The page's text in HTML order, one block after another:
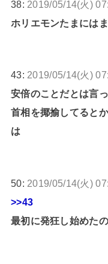
38: 2019/05/14(火)
ホリエモンたまには
43: 2019/05/14(火)
安倍のことだとは言
首相を揶揄してると
は
50: 2019/05/14(火)
>>43
最初に発狂し始めた